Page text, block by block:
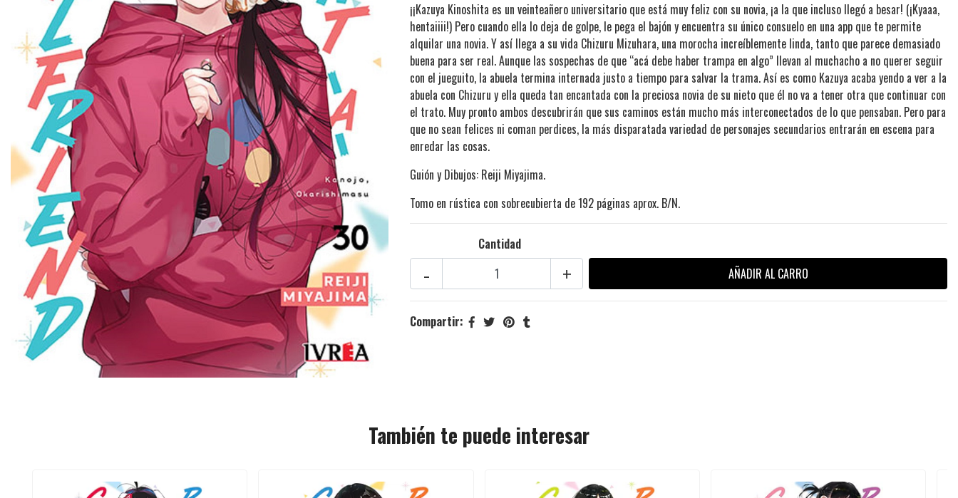
¡¡​Kazuya Kinoshita es un veinteañero universitario que está muy feliz con su novia, ¡a la que incluso llegó a besar! (¡Kyaaa,
hentaiiii!) Pero cuando ella lo deja de golpe, le pega el bajón y encuentra su único consuelo en una app que te permite
alquilar una novia. Y así llega a su vida Chizuru Mizuhara, una morocha increíblemente linda, tanto que parece demasiado
buena para ser real. Aunque las sospechas de que “acá debe haber trampa en algo” llevan al muchacho a no querer seguir
con el jueguito, la abuela termina internada justo a tiempo para salvar la trama. Así es como Kazuya acaba yendo a ver a la
abuela con Chizuru y ella queda tan encantada con la preciosa novia de su nieto que él no va a tener otra que continuar con
el trato. Muy pronto ambos descubrirán que sus caminos están mucho más interconectados de lo que pensaban. Pero para
que no sean felices ni coman perdices, la más disparatada variedad de personajes secundarios entrarán en escena para
enredar las cosas.
Guión y Dibujos: Reiji Miyajima.
Tomo en rústica con sobrecubierta de 192 páginas aprox. B/N.
Cantidad
+
-
Compartir:
También te puede interesar